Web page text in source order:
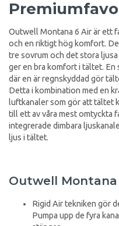
Outwell Montana 6 Air är ett
och en riktigt hög komfort.
tre sovrum och det stora
ger en bra komfort i tältet. En
där en är regnskyddad gör
Detta i kombination med en
luftkanaler som gör att tältet
till ett av våra mest omtyckta
integrerade dimbara
ljus i tältet.
Outwell
Rigid Air tekniken gör
Pumpa upp de fyra